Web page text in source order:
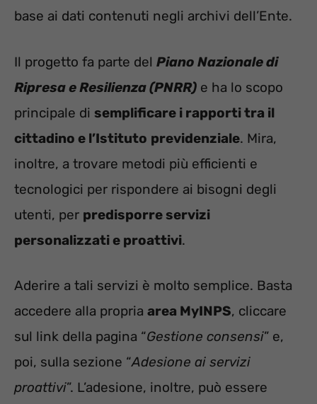
base ai dati contenuti negli archivi dell’Ente.
Il progetto fa parte del Piano Nazionale di
Ripresa e Resilienza (PNRR) e ha lo scopo
principale di semplificare i rapporti tra il
cittadino e l’Istituto previdenziale. Mira,
inoltre, a trovare metodi più efficienti e
tecnologici per rispondere ai bisogni degli
utenti, per predisporre servizi
personalizzati e proattivi.
Aderire a tali servizi è molto semplice. Basta
accedere alla propria area MyINPS, cliccare
sul link della pagina “Gestione consensi” e,
poi, sulla sezione “Adesione ai servizi
proattivi”. L’adesione, inoltre, può essere